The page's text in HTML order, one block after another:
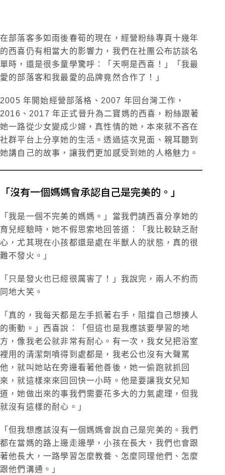
在部落客多如雨後春筍的現在，經營粉絲專頁十幾年
的西喜仍有相當大的影響力，我們在社團公布訪談名
單時，還是很多童學驚呼：「天啊是西喜！」「我最
愛的部落客和我最愛的品牌竟然合作了！」
2005 年開始經營部落格、2007 年回台灣工作，
2016、2017 年正式晉升為二寶媽的西喜，粉絲跟著
她一路從少女變成少婦，真性情的她，本來就不吝在
社群平台上分享她的生活。透過這次見面、親耳聽到
她講自己的故事，讓我們更加感受到她的人格魅力。
「沒有一個媽媽會承認自己是完美的。」
「我是一個不完美的媽媽。」當我們請西喜分享她的
育兒經驗時，她不假思索地回答道：「我比較缺乏耐
心，尤其現在小孩都還是處在半獸人的狀態，真的很
難不發火。」
「只是發火也已經很厲害了！」我說完，兩人不約而
同地大笑。
「真的，我每天都是左手抓著右手，阻擋自己想揍人
的衝動。」西喜說：「但這也是我應該要學習的地
方，像我老公就非常有耐心。有一次，我女兒把浴室
裡用的清潔劑噴得到處都是，我老公也沒有大聲罵
他，就叫她站在旁邊看著他善後，她一偷跑就抓回
來，就這樣來來回回快一小時。他是要讓我女兒知
道，她做出來的事我們需要花多大的力氣處理，但我
就沒有這樣的耐心。」
「但我想應該沒有一個媽媽會說自己是完美的。我們
都在當媽的路上邊走邊學，小孩在長大，我們也會跟
著他長大，一路學習怎麼教養、怎麼同理他們、怎麼
跟他們溝通。」